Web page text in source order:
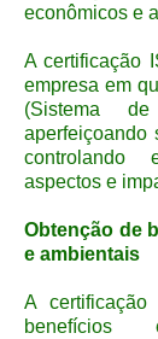
econômicos e
A certificação
empresa em
(Sistema de
aperfeiçoando
controlando
aspectos e
Obtenção de
e ambientais
A
benefícios